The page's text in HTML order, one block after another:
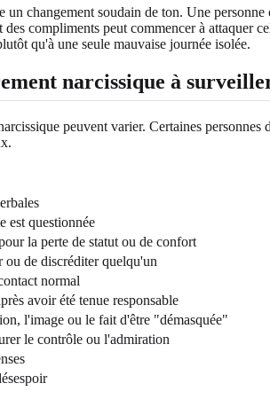
un changement soudain de ton. Une
compliments peut commencer à attaquer
qu'à une seule mauvaise journée isolée.
narcissique à
peuvent varier. Certaines
est questionnée
la perte de statut ou de confort
de discréditer quelqu'un
normal
avoir été tenue responsable
l'image ou le fait d'être "démasquée"
le contrôle ou l'admiration